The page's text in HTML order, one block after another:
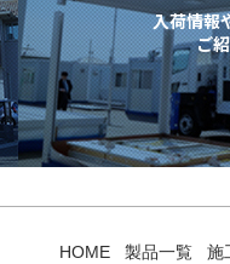
入荷情報
ご
HOME 製品一覧 施